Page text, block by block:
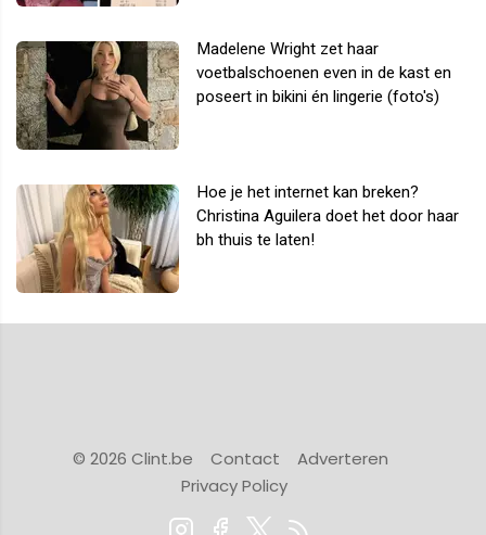
Madelene Wright zet haar
voetbalschoenen even in de kast en
poseert in bikini én lingerie (foto's)
Hoe je het internet kan breken?
Christina Aguilera doet het door haar
bh thuis te laten!
© 2026 Clint.be Contact
Adverteren
Privacy Policy